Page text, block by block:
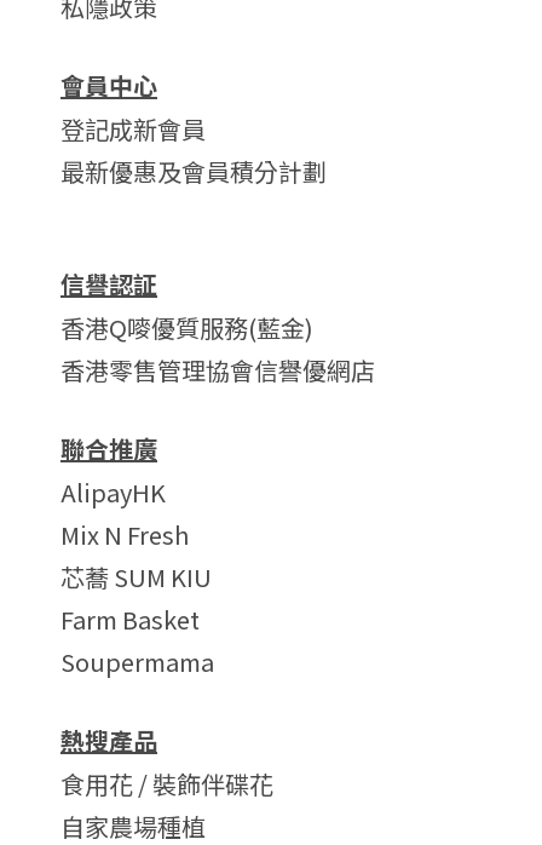
會員中心
登記成新會員
最新優惠及會員積分計劃
信譽認証
香港Q嘜優質服務(藍金)
香港零售管理協會信譽優網店
聯合推廣
AlipayHK
Mix N Fresh
芯蕎 SUM KIU
Farm Basket
Soupermama
熱搜產品
食用花 / 裝飾伴碟花
自家農場種植